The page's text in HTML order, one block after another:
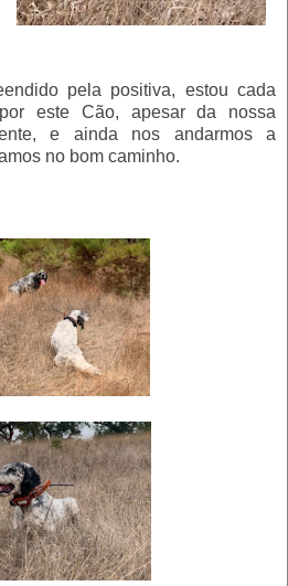
pela positiva, estou cada
este Cão, apesar da nossa
e ainda nos andarmos a
no bom caminho.